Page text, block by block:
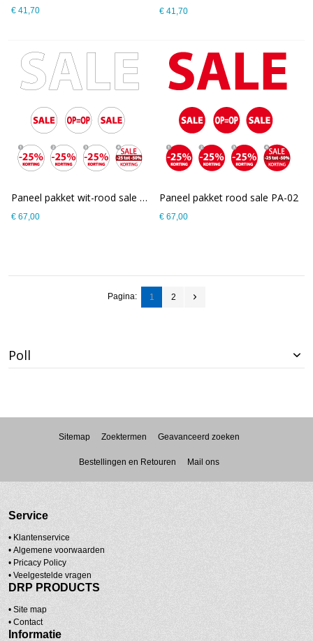
€ 41,70 € 41,70
Paneel pakket wit-rood sale PA-01
€ 67,00
Paneel pakket rood sale PA-02
€ 67,00
Pagina: 1 2
Poll
Sitemap Zoektermen Geavanceerd zoeken
Bestellingen en Retouren Mail ons
Service
• Klantenservice
• Algemene voorwaarden
• Pricacy Policy
• Veelgestelde vragen
DRP PRODUCTS
• Site map
• Contact
Informatie